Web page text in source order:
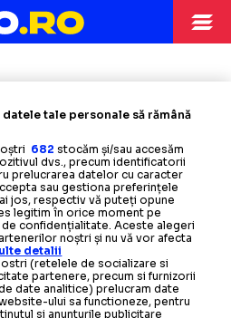
DE BASCHET! VIDEO:
VIDEO.Prunea a șters
datele tale personale să rămână
682 stocăm și/sau accesăm
dvs., precum identificatorii
prelucrarea datelor cu caracter
sau gestiona preferințele
jos, respectiv vă puteți opune
legitim în orice moment pe
confidențialitate. Aceste alegeri
noștri și nu vă vor afecta
detalii
(retelele de socializare si
partenere, precum si furnizorii
date analitice) prelucram date
ului sa functioneze, pentru
si anunturile publicitare